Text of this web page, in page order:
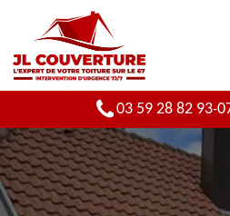
03 59 28 82 93-